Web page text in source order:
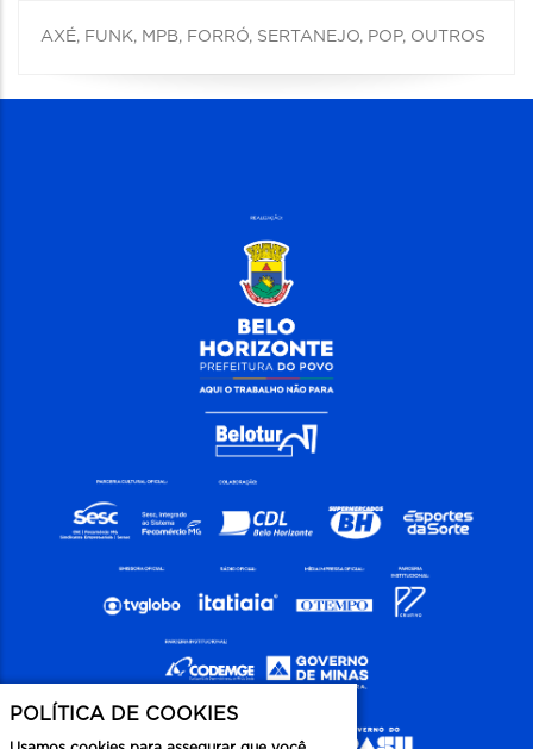
AXÉ, FUNK, MPB, FORRÓ, SERTANEJO, POP, OUTROS
POLÍTICA DE COOKIES